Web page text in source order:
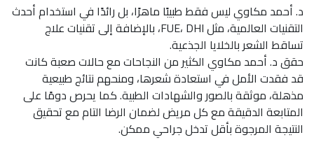
د. أحمد مكاوي ليس فقط طبيبًا ماهرًا، بل رائدًا في استخدام أحدث
التقنيات العالمية، مثل FUE، DHI، بالإضافة إلى تقنيات علاج
تساقط الشعر بالخلايا الجذعية.
حقق د. أحمد مكاوي الكثير من النجاحات مع حالات صعبة كانت
قد فقدت الأمل في استعادة شعرها، ومنحهم نتائج طبيعية
مذهلة، موثقة بالصور والشهادات الطبية. كما يحرص دومًا على
المتابعة الدقيقة مع كل مريض لضمان الرضا التام مع تحقيق
النتيجة المرجوة بأقل تدخل جراحي ممكن.